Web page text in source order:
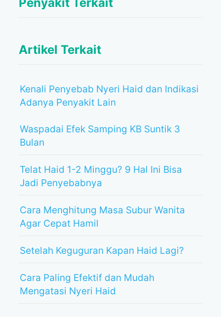
Artikel Terkait
Kenali Penyebab Nyeri Haid dan Indikasi
Adanya Penyakit Lain
Waspadai Efek Samping KB Suntik 3
Bulan
Telat Haid 1-2 Minggu? 9 Hal Ini Bisa
Jadi Penyebabnya
Cara Menghitung Masa Subur Wanita
Agar Cepat Hamil
Setelah Keguguran Kapan Haid Lagi?
Cara Paling Efektif dan Mudah
Mengatasi Nyeri Haid